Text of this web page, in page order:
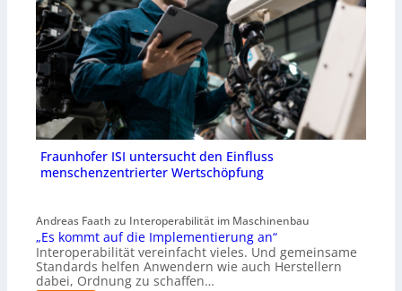
Fraunhofer ISI untersucht den Einfluss
menschenzentrierter Wertschöpfung
Andreas Faath zu Interoperabilität im Maschinenbau
„Es kommt auf die Implementierung an“
Interoperabilität vereinfacht vieles. Und gemeinsame
Standards helfen Anwendern wie auch Herstellern
dabei, Ordnung zu schaffen…